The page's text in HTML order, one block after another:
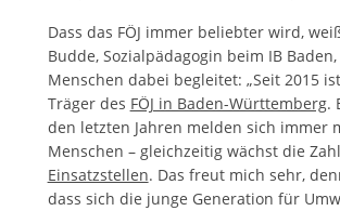
Dass das FÖJ immer beliebter wird,
Budde, Sozialpädagogin beim IB
Menschen dabei begleitet: „Seit 2015
Träger des FÖJ in Baden-Württemberg.
den letzten Jahren melden sich immer
Menschen – gleichzeitig wächst die
Einsatzstellen. Das freut mich sehr,
dass sich die junge Generation für